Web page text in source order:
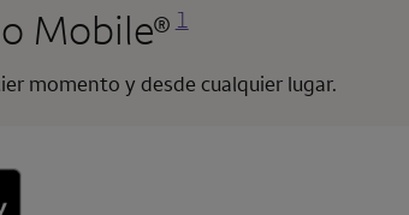
Mobile® 1
momento y desde cualquier lugar.